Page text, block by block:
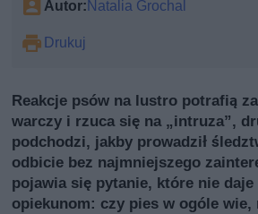
Autor: Natalia Grochal
Drukuj
Reakcje psów na lustro potrafią
warczy i rzuca się na „intruzа”,
podchodzi, jakby prowadził
odbicie bez najmniejszego
pojawia się pytanie, które nie
opiekunom: czy pies w ogóle wie,